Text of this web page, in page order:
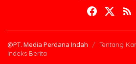
@PT. Media Perdana Indah Tentang
Indeks Berita